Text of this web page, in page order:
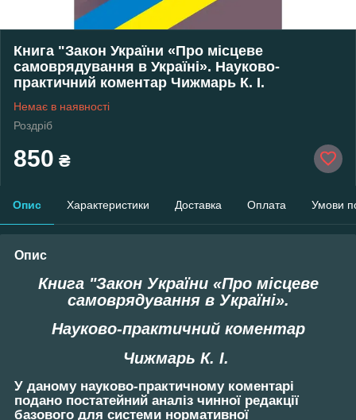
Книга "Закон України «Про місцеве
самоврядування в Україні». Науково-
практичний коментар Чижмарь К. І.
Немає в наявності
Роздріб
850 ₴
Опис Характеристики Доставка Оплата Умови
Опис
Книга "Закон України «Про місцеве
самоврядування в Україні».
Науково-практичний коментар
Чижмарь К. І.
У даному науково-практичному коментарі
подано постатейний аналіз чинної редакції
базового для системи нормативної